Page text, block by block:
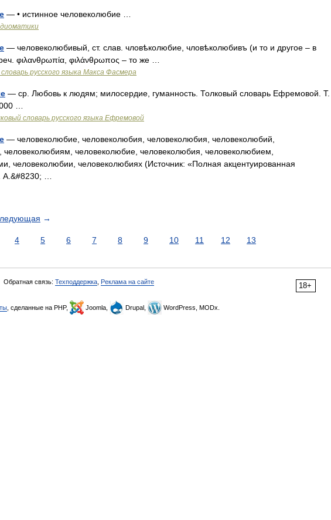
— • истинное человеколюбие …
— человеколюбивый, ст. слав. чловѣколюбие, чловѣколюбивъ (и то и другое – в
φιλανθρωπία, φιλάνθρωπος – то же …
русского языка Макса Фасмера
— ср. Любовь к людям; милосердие, гуманность. Толковый словарь Ефремовой. Т.
…
словарь русского языка Ефремовой
— человеколюбие, человеколюбия, человеколюбия, человеколюбий,
человеколюбие, человеколюбия, человеколюбием,
человеколюбии, человеколюбиях (Источник: «Полная акцентуированная
А.&#8230; …
→
4 5 6 7 8 9 10 11 12 13
18+
Обратная связь: Техподдержка Реклама на сайте
, сделанные на PHP, Joomla, Drupal, WordPress, MODx.